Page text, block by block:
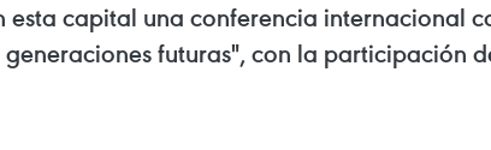
capital una conferencia internacional
futuras", con la participación